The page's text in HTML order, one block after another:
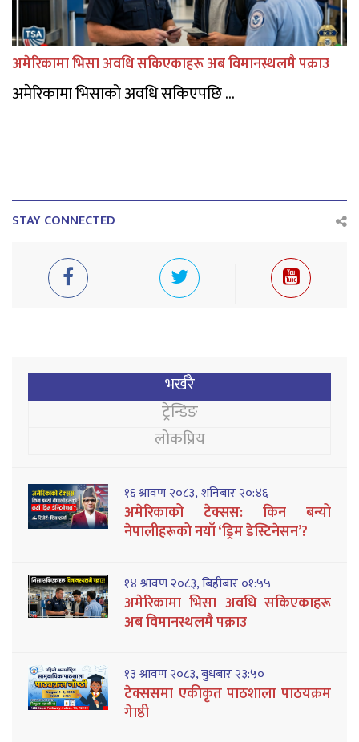
अमेरिकामा भिसा अवधि सकिएकाहरू अब विमानस्थलमै पक्राउ
अमेरिकामा भिसाको अवधि सकिएपछि ...
STAY CONNECTED
भर्खरै
ट्रेन्डिङ
लोकप्रिय
१६ श्रावण २०८३, शनिबार २०:४६
अमेरिकाको टेक्सस: किन बन्यो
नेपालीहरूको नयाँ ‘ड्रिम डेस्टिनेसन’?
१४ श्रावण २०८३, बिहीबार ०१:५५
अमेरिकामा भिसा अवधि सकिएकाहरू
अब विमानस्थलमै पक्राउ
१३ श्रावण २०८३, बुधबार २३:५०
टेक्ससमा एकीकृत पाठशाला पाठयक्रम
गेाष्ठी